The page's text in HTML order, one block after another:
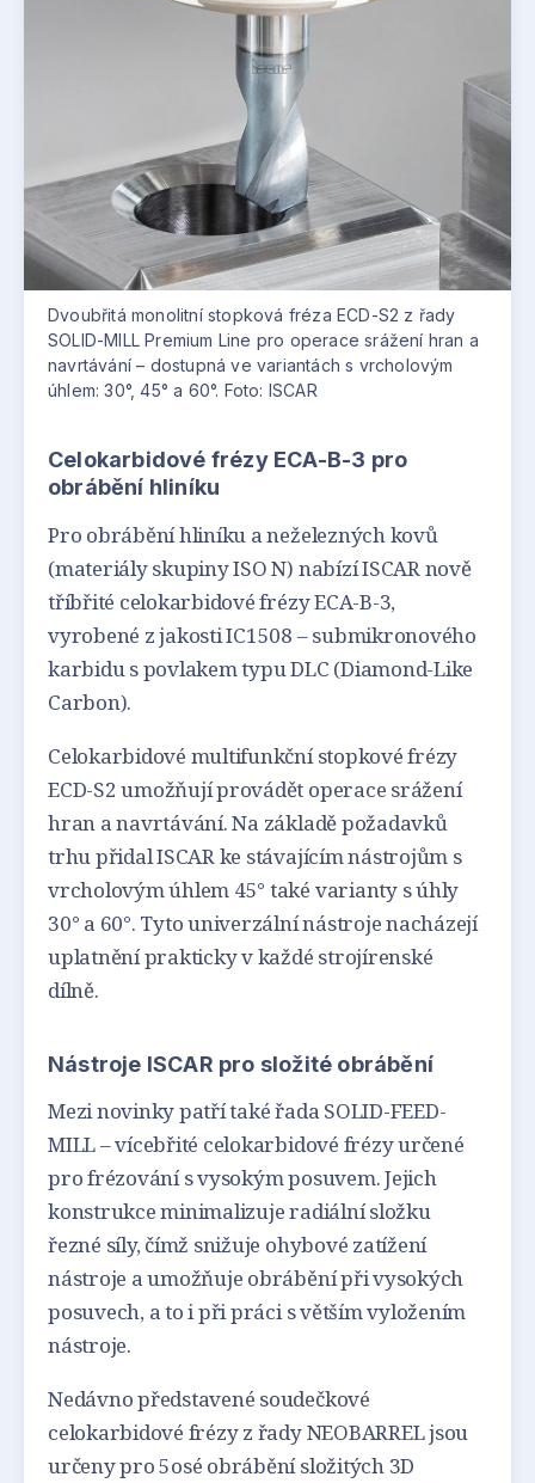
Dvoubřitá monolitní stopková fréza ECD-S2 z řady
SOLID-MILL Premium Line pro operace srážení hran a
navrtávání – dostupná ve variantách s vrcholovým
úhlem: 30°, 45° a 60°. Foto: ISCAR
Celokarbidové frézy ECA-B-3 pro
obrábění hliníku
Pro obrábění hliníku a neželezných kovů
(materiály skupiny ISO N) nabízí ISCAR nově
tříbřité celokarbidové frézy ECA-B-3,
vyrobené z jakosti IC1508 – submikronového
karbidu s povlakem typu DLC (Diamond-Like
Carbon).
Celokarbidové multifunkční stopkové frézy
ECD-S2 umožňují provádět operace srážení
hran a navrtávání. Na základě požadavků
trhu přidal ISCAR ke stávajícím nástrojům s
vrcholovým úhlem 45° také varianty s úhly
30° a 60°. Tyto univerzální nástroje nacházejí
uplatnění prakticky v každé strojírenské
dílně.
Nástroje ISCAR pro složité obrábění
Mezi novinky patří také řada SOLID-FEED-
MILL – vícebřité celokarbidové frézy určené
pro frézování s vysokým posuvem. Jejich
konstrukce minimalizuje radiální složku
řezné síly, čímž snižuje ohybové zatížení
nástroje a umožňuje obrábění při vysokých
posuvech, a to i při práci s větším vyložením
nástroje.
Nedávno představené soudečkové
celokarbidové frézy z řady NEOBARREL jsou
určeny pro 5osé obrábění složitých 3D